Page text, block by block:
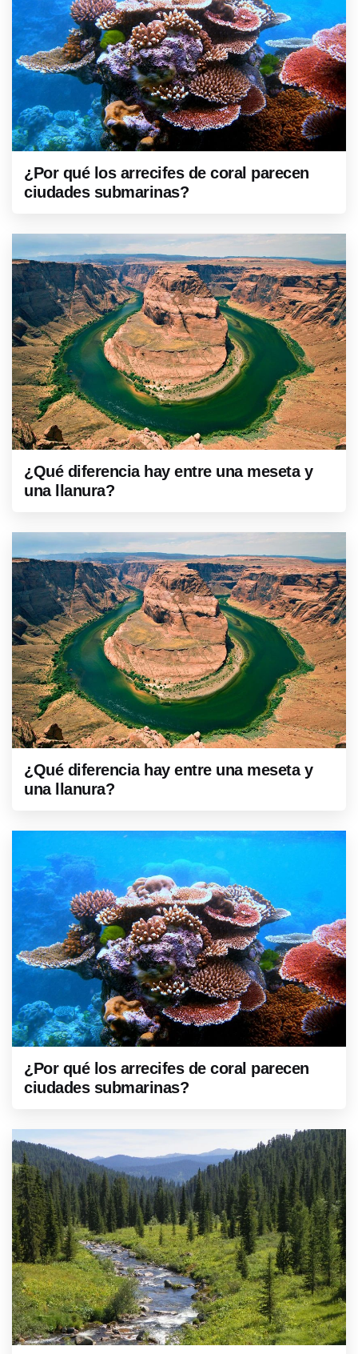
¿Por qué los arrecifes de coral parecen
ciudades submarinas?
¿Qué diferencia hay entre una meseta y
una llanura?
¿Qué diferencia hay entre una meseta y
una llanura?
¿Por qué los arrecifes de coral parecen
ciudades submarinas?